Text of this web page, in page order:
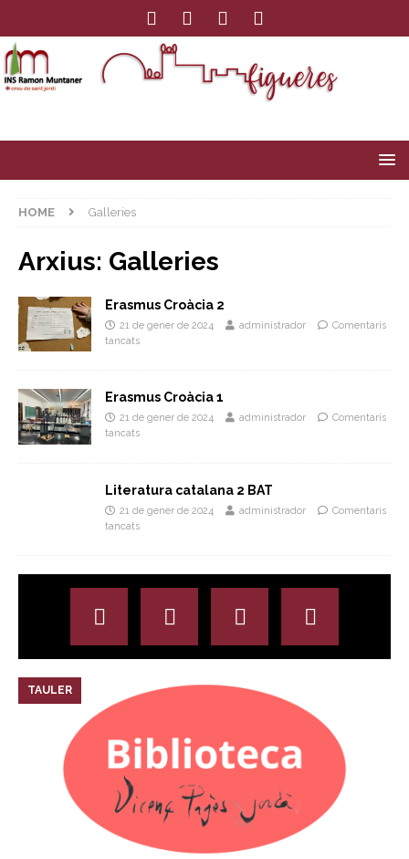
HOME Galleries
Arxius: Galleries
Erasmus Croàcia 2
21 de gener de 2024 administrador
Comentaris
tancats
Erasmus Croàcia 1
21 de gener de 2024 administrador
Comentaris
tancats
Literatura catalana 2 BAT
21 de gener de 2024 administrador
Comentaris
tancats
TAULER